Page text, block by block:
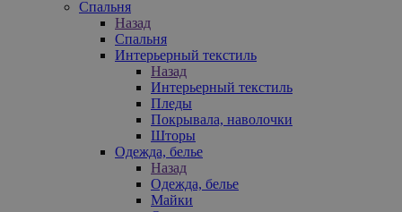
Спальня
Назад
Спальня
Интерьерный текстиль
Назад
Интерьерный текстиль
Пледы
Покрывала, наволочки
Шторы
Одежда, белье
Назад
Одежда, белье
Майки